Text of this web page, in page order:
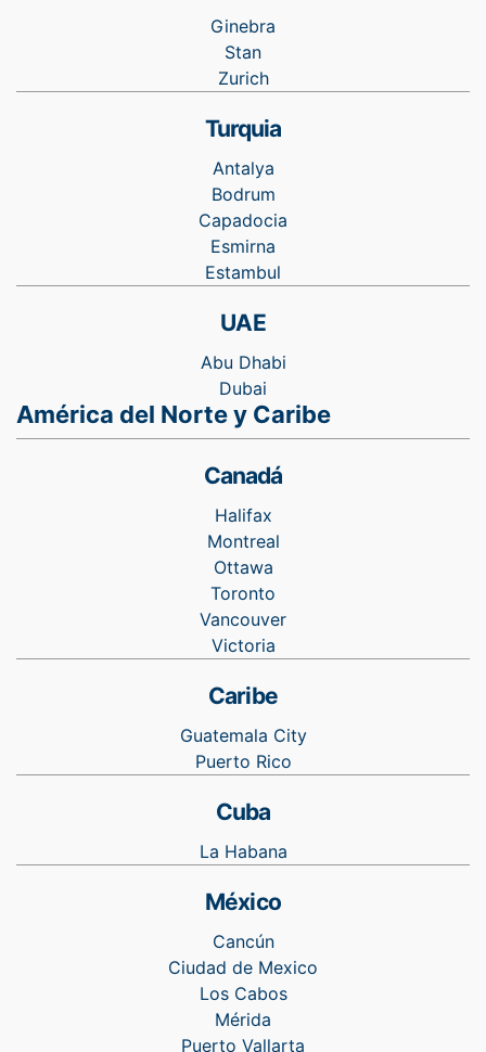
Ginebra
Stan
Zurich
Turquia
Antalya
Bodrum
Capadocia
Esmirna
Estambul
UAE
Abu Dhabi
Dubai
América del Norte y Caribe
Canadá
Halifax
Montreal
Ottawa
Toronto
Vancouver
Victoria
Caribe
Guatemala City
Puerto Rico
Cuba
La Habana
México
Cancún
Ciudad de Mexico
Los Cabos
Mérida
Puerto Vallarta